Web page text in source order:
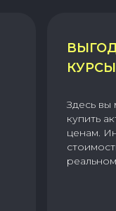
КУРСЫ
Здесь вы
купить
ценам.